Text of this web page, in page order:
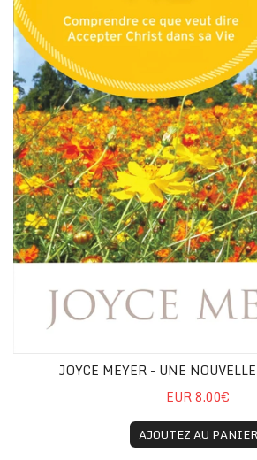
JOYCE MEYER - UNE
EUR 8.00€
AJOUTEZ AU PANIER